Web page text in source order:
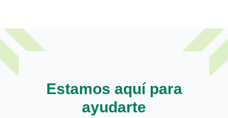
Estamos aquí para
ayudarte